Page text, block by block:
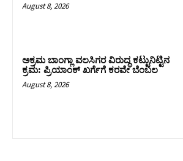
August 8, 2026
ಅಕ್ರಮ ಬಾಂಗ್ಲಾ ವಲಸಿಗರ ವಿರುದ್ಧ ಕಟ್ಟುನಿಟ್ಟಿನ
ಕ್ರಮ: ಪ್ರಿಯಾಂಕ್ ಖರ್ಗೆಗೆ ಕರವೇ ಬೆಂಬಲ
August 8, 2026